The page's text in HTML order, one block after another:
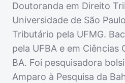
Doutoranda em Direito
Universidade de São
Tributário pela UFMG.
pela UFBA e em Ciências
BA. Foi pesquisadora
Amparo à Pesquisa da